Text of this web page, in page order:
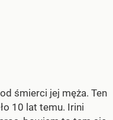
śmierci jej męża. Ten
10 lat temu. Irini